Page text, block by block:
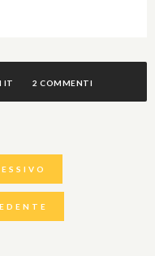
IT 2 COMMENTI